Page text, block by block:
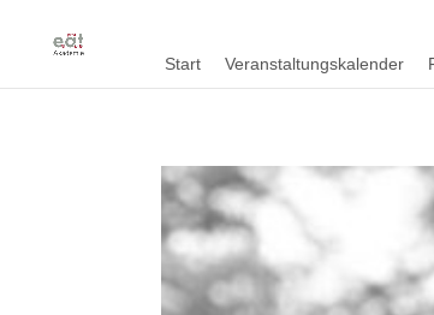
Start Veranstaltungskalender